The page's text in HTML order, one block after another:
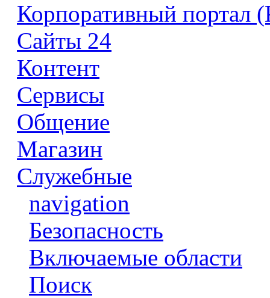
Корпоративный портал
Сайты 24
Контент
Сервисы
Общение
Магазин
Служебные
navigation
Безопасность
Включаемые области
Поиск